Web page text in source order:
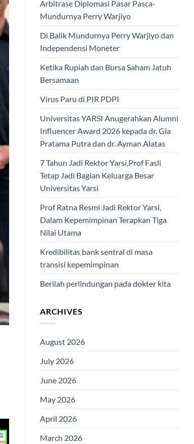
Arbitrase Diplomasi Pasar Pasca-
Mundurnya Perry Warjiyo
Di Balik Mundurnya Perry Warjiyo dan
Independensi Moneter
Ketika Rupiah dan Bursa Saham Jatuh
Bersamaan
Virus Paru di PIR PDPI
Universitas YARSI Anugerahkan Alumni
Influencer Award 2026 kepada dr. Gia
Pratama Putra dan dr. Ayman Alatas
7 Tahun Jadi Rektor Yarsi,Prof Fasli
Tetap Jadi Bagian Keluarga Besar
Universitas Yarsi
Prof Ratna Resmi Jadi Rektor Yarsi,
Dalam Kepemimpinan Terapkan Tiga
Nilai Utama
Kredibilitas bank sentral di masa
transisi kepemimpinan
Berilah perlindungan pada dokter kita
ARCHIVES
August 2026
July 2026
June 2026
May 2026
April 2026
March 2026